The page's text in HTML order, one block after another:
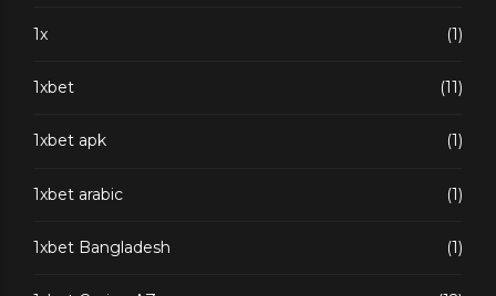
1x (1)
1xbet (11)
1xbet apk (1)
1xbet arabic (1)
1xbet Bangladesh (1)